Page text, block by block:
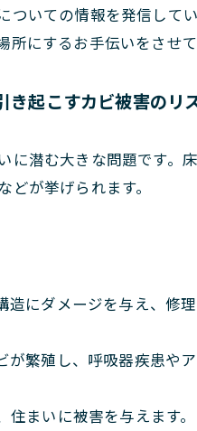
ついての情報を発信し
所にするお手伝いをさせ
き起こすカビ被害のリ
に潜む大きな問題です。
が挙げられます。
にダメージを与え、修理
が繁殖し、呼吸器疾患や
まいに被害を与えます。